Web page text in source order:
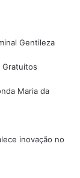
Gentileza
Gratuitos
Maria da
inovação no